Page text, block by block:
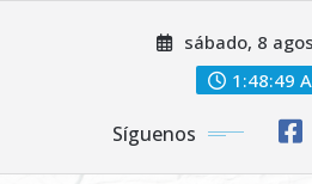
sábado, 8
1:48:51
Síguenos